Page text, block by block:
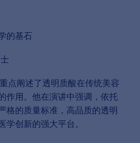
的基石
点阐述了透明质酸在传统美容
作用。他在演讲中强调，依托
格的质量标准，高品质的透明
学创新的强大平台。